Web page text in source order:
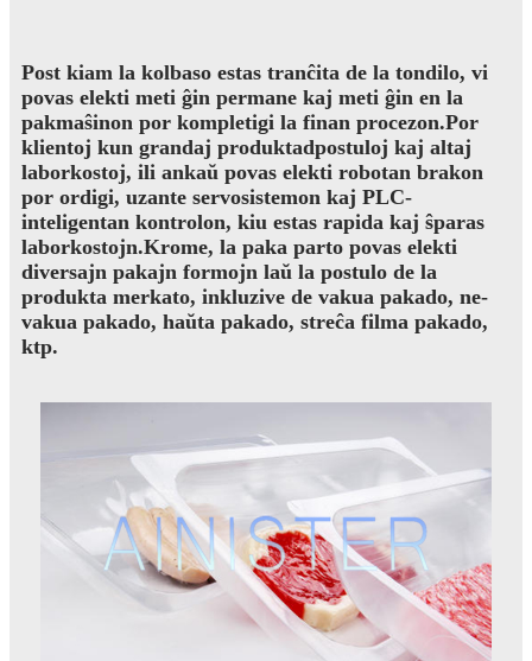
Post kiam la kolbaso estas tranĉita de la tondilo, vi
povas elekti meti ĝin permane kaj meti ĝin en la
pakmaŝinon por kompletigi la finan procezon.Por
klientoj kun grandaj produktadpostuloj kaj altaj
laborkostoj, ili ankaŭ povas elekti robotan brakon
por ordigi, uzante servosistemon kaj PLC-
inteligentan kontrolon, kiu estas rapida kaj ŝparas
laborkostojn.Krome, la paka parto povas elekti
diversajn pakajn formojn laŭ la postulo de la
produkta merkato, inkluzive de vakua pakado, ne-
vakua pakado, haŭta pakado, streĉa filma pakado,
ktp.